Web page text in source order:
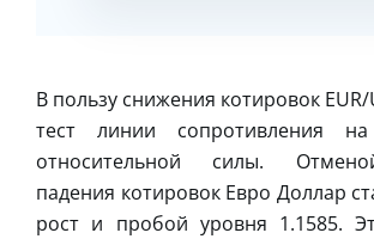
В пользу снижения котировок
тест линии сопротивления на
относительной силы.
падения котировок Евро Доллар
рост и пробой уровня 1.1585.